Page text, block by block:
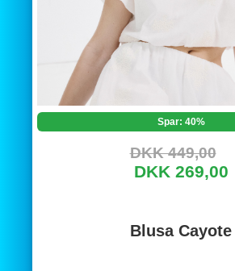
Spar: 40%
DKK 449,00
DKK 269,00
Blusa Cayote